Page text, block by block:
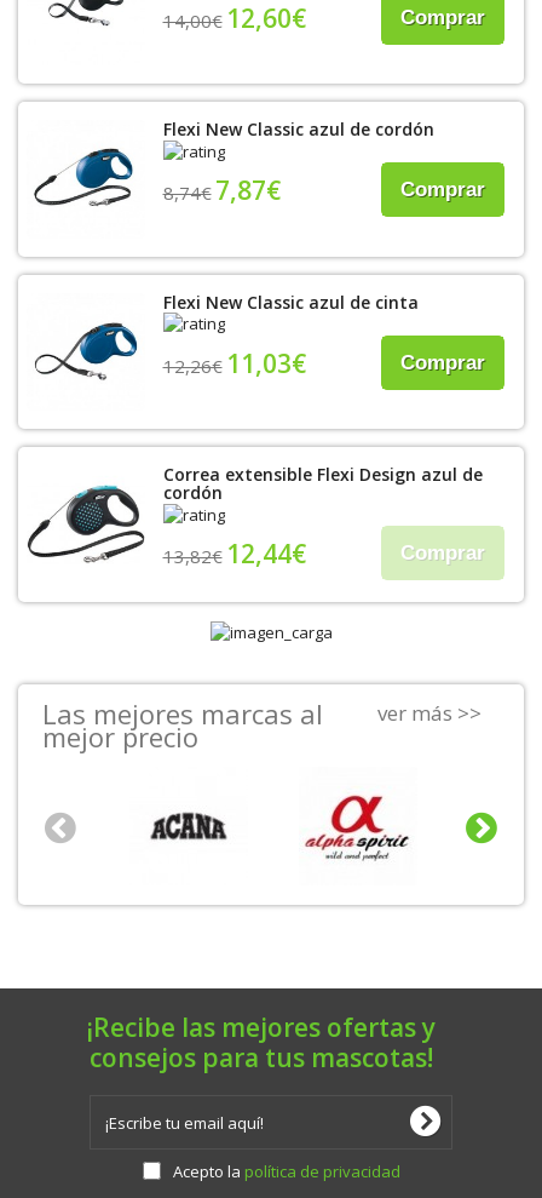
14,00€ 12,60€ Comprar
Flexi New Classic azul de cordón
8,74€ 7,87€ Comprar
Flexi New Classic azul de cinta
12,26€ 11,03€ Comprar
Correa extensible Flexi Design azul de
cordón
13,82€ 12,44€ Comprar
Las mejores marcas al
mejor precio
ver más >>
¡Recibe las mejores ofertas y
consejos para tus mascotas!
Acepto la política de privacidad